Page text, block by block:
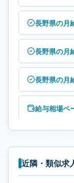
長野県の月
長野県の月
長野県の月
給与相場ペ
近隣・類似求